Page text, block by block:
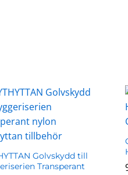
Golvskydd till
Transperant